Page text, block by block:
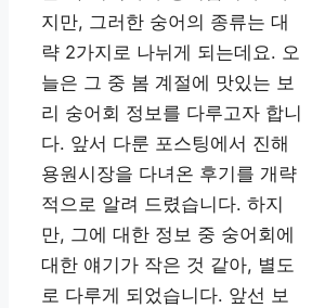
지만, 그러한 숭어의 종류는 대
략 2가지로 나뉘게 되는데요. 오
늘은 그 중 봄 계절에 맛있는 보
리 숭어회 정보를 다루고자 합니
다. 앞서 다룬 포스팅에서 진해
용원시장을 다녀온 후기를 개략
적으로 알려 드렸습니다. 하지
만, 그에 대한 정보 중 숭어회에
대한 얘기가 작은 것 같아, 별도
로 다루게 되었습니다. 앞선 보